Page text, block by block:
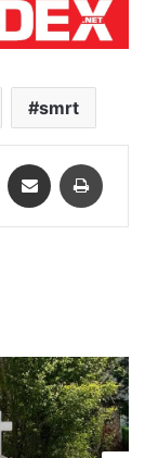
smrt
Viber Podijeli putem E-maila